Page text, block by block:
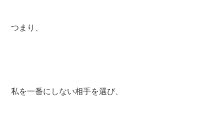
つまり、
私を一番にしない相手を選び、